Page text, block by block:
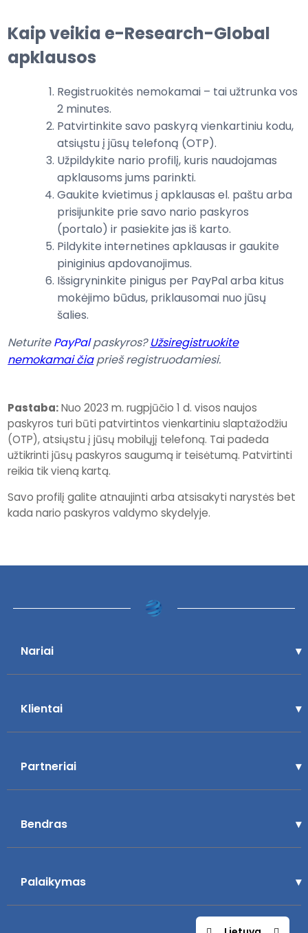
Kaip veikia e-Research-Global
apklausos
Registruokitės nemokamai – tai užtrunka vos
2 minutes.
Patvirtinkite savo paskyrą vienkartiniu kodu,
atsiųstu į jūsų telefoną (OTP).
Užpildykite nario profilį, kuris naudojamas
apklausoms jums parinkti.
Gaukite kvietimus į apklausas el. paštu arba
prisijunkite prie savo nario paskyros
(portalo) ir pasiekite jas iš karto.
Pildykite internetines apklausas ir gaukite
piniginius apdovanojimus.
Išsigryninkite pinigus per PayPal arba kitus
mokėjimo būdus, priklausomai nuo jūsų
šalies.
NeturitePayPalpaskyros?Užsiregistruokite
nemokamai čiaprieš registruodamiesi.
Pastaba:Nuo 2023 m. rugpjūčio 1 d. visos naujos
paskyros turi būti patvirtintos vienkartiniu slaptažodžiu
(OTP), atsiųstu į jūsų mobilųjį telefoną. Tai padeda
užtikrinti jūsų paskyros saugumą ir teisėtumą. Patvirtinti
reikia tik vieną kartą.
Savo profilį galite atnaujinti arba atsisakyti narystės bet
kada nario paskyros valdymo skydelyje.
Nariai
Klientai
Partneriai
Bendras
Palaikymas